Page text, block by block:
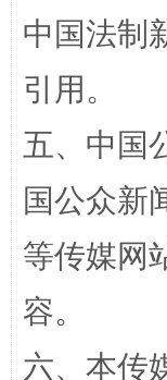
“蜀中异人
中国法制
引用。
五、中国
国公众新
等传媒网
容。
六、本传